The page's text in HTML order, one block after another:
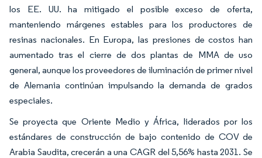
los EE. UU. ha mitigado el posible exceso de oferta,
manteniendo márgenes estables para los productores de
resinas nacionales. En Europa, las presiones de costos han
aumentado tras el cierre de dos plantas de MMA de uso
general, aunque los proveedores de iluminación de primer nivel
de Alemania continúan impulsando la demanda de grados
especiales.
Se proyecta que Oriente Medio y África, liderados por los
estándares de construcción de bajo contenido de COV de
Arabia Saudita, crecerán a una CAGR del 5,56% hasta 2031. Se